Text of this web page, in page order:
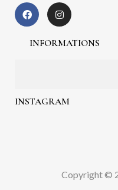
INFORMATIONS
INSTAGRAM
Copyright ©